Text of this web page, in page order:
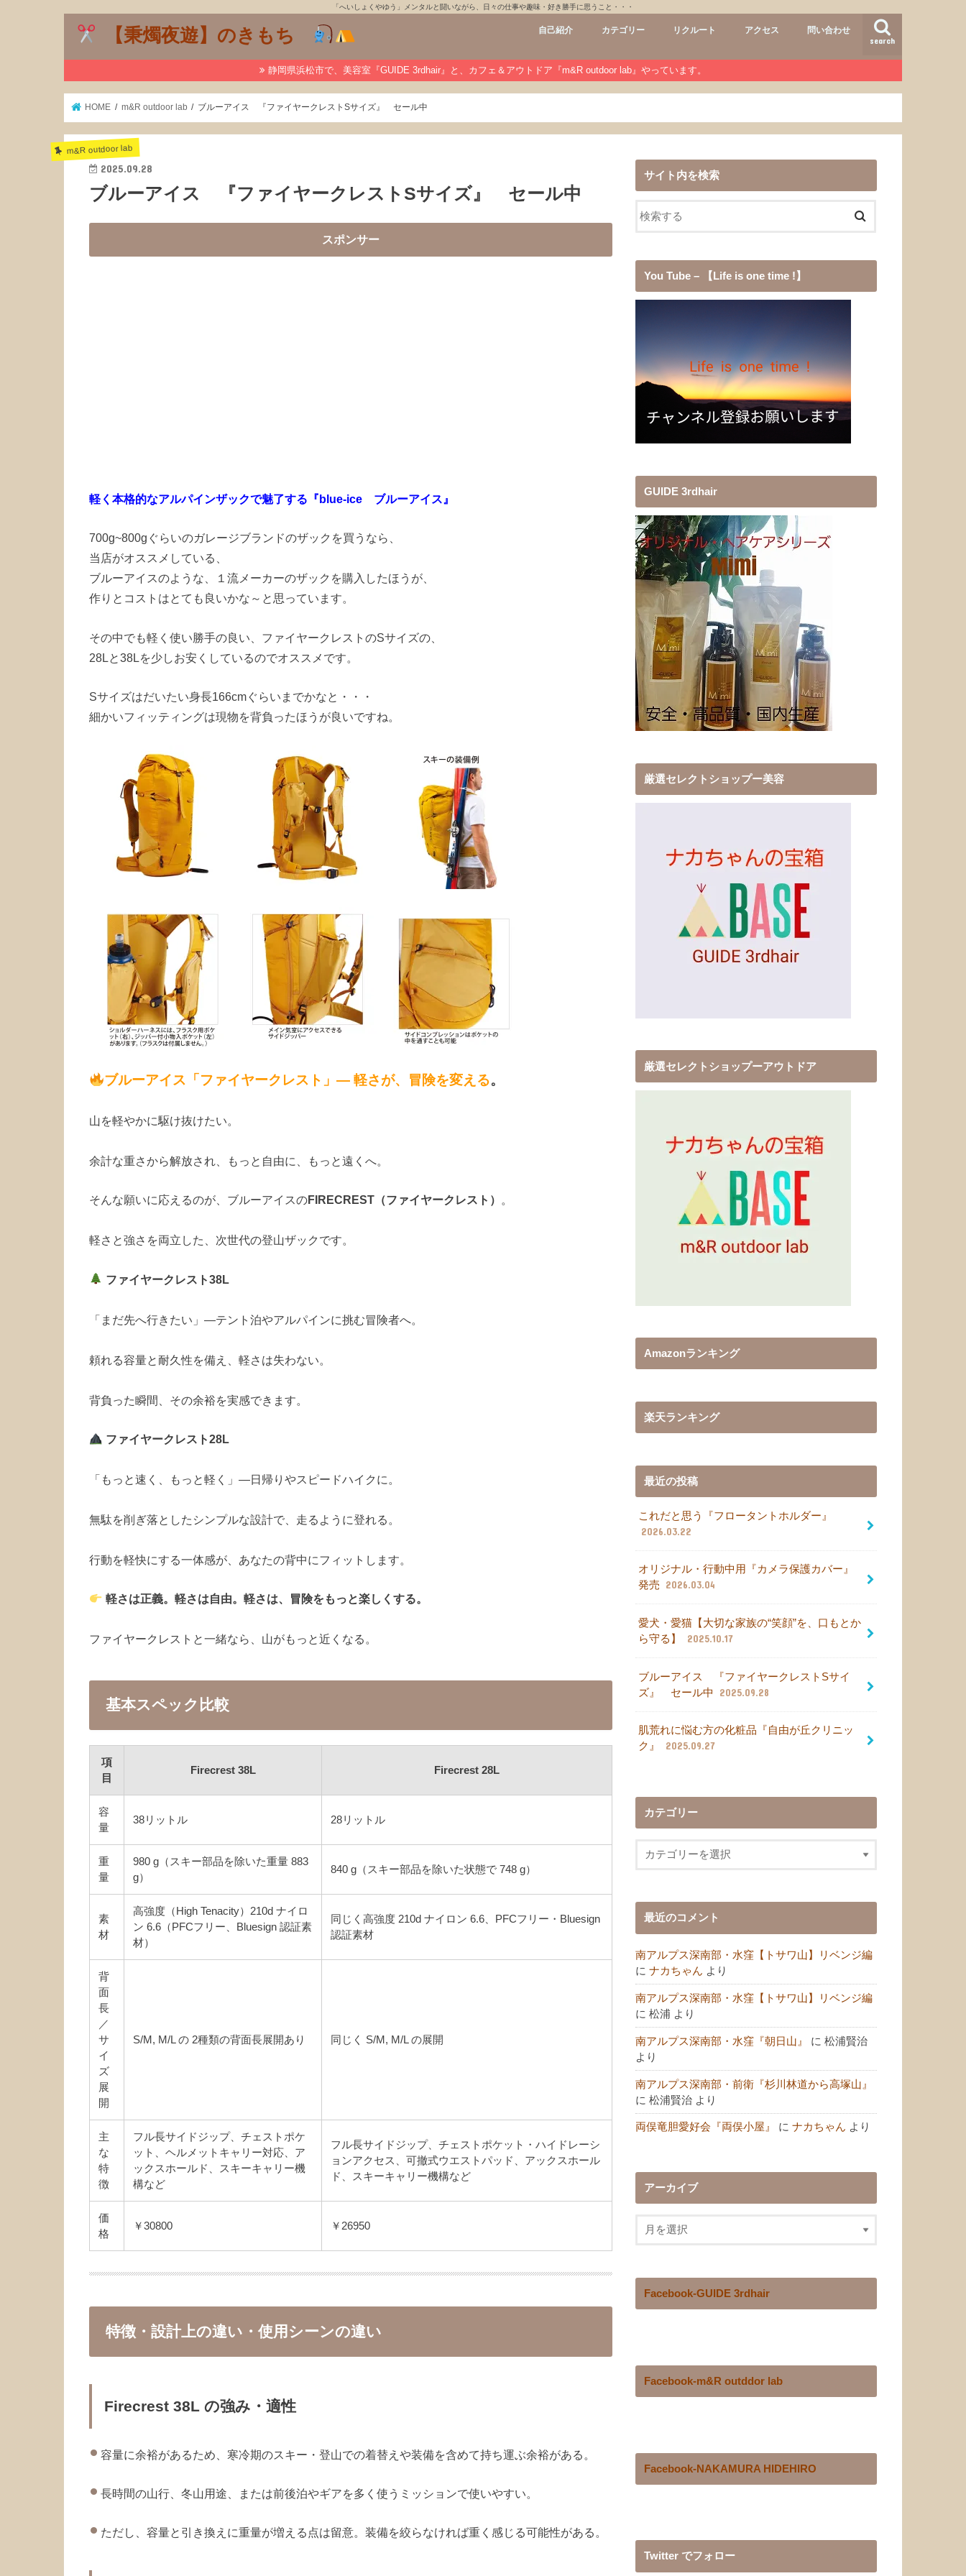
「へいしょくやゆう」メンタルと闘いながら、日々の仕事や趣味・好き勝手に思うこと・・・
【秉燭夜遊】のきもち search
自己紹介 カテゴリー
GUIDE 3rdhair おすすめメニュー
ヘアースタイル
商品
m&R outdoor lab ワンコ
道具
private 愛犬チョコ
渓流釣り
登山
未分類
リクルート アクセス 問い合わせ
静岡県浜松市で、美容室『GUIDE 3rdhair』と、カフェ＆アウトドア『m&R outdoor lab』やっています。
HOME m&R outdoor lab ブルーアイス 『ファイヤークレストSサイズ』 セール中
m&R outdoor lab
2025.09.28
ブルーアイス 『ファイヤークレストSサイズ』 セール中
スポンサー
軽く本格的なアルパインザックで魅了する『blue-ice ブルーアイス』
700g~800gぐらいのガレージブランドのザックを買うなら、
当店がオススメしている、
ブルーアイスのような、１流メーカーのザックを購入したほうが、
作りとコストはとても良いかな～と思っています。
その中でも軽く使い勝手の良い、ファイヤークレストのSサイズの、
28Lと38Lを少しお安くしているのでオススメです。
Sサイズはだいたい身長166cmぐらいまでかなと・・・
細かいフィッティングは現物を背負ったほうが良いですね。
ブルーアイス「ファイヤークレスト」— 軽さが、冒険を変える。
山を軽やかに駆け抜けたい。
余計な重さから解放され、もっと自由に、もっと遠くへ。
そんな願いに応えるのが、ブルーアイスのFIRECREST（ファイヤークレスト） 。
軽さと強さを両立した、次世代の登山ザックです。
ファイヤークレスト38L
「まだ先へ行きたい」―テント泊やアルパインに挑む冒険者へ。
頼れる容量と耐久性を備え、軽さは失わない。
背負った瞬間、その余裕を実感できます。
ファイヤークレスト28L
「もっと速く、もっと軽く」―日帰りやスピードハイクに。
無駄を削ぎ落としたシンプルな設計で、走るように登れる。
行動を軽快にする一体感が、あなたの背中にフィットします。
軽さは正義。軽さは自由。軽さは、冒険をもっと楽しくする。
ファイヤークレストと一緒なら、山がもっと近くなる。
基本スペック比較
項
目
Firecrest 38L Firecrest 28L
容
量
38リットル 28リットル
重
量
980 g（スキー部品を除いた重量 883
g）
840 g（スキー部品を除いた状態で 748 g）
素
材
高強度（High Tenacity）210d ナイロ
ン 6.6（PFCフリー、Bluesign 認証素
材）
同じく高強度 210d ナイロン 6.6、PFCフリー・Bluesign
認証素材
背
面
長
／
サ
イ
ズ
展
開
S/M, M/L の 2種類の背面長展開あり 同じく S/M, M/L の展開
主
な
特
徴
フル長サイドジップ、チェストポケ
ット、ヘルメットキャリー対応、ア
ックスホールド、スキーキャリー機
構など
フル長サイドジップ、チェストポケット・ハイドレーシ
ョンアクセス、可撤式ウエストパッド、アックスホール
ド、スキーキャリー機構など
価
格
￥30800 ￥26950
特徴・設計上の違い・使用シーンの違い
Firecrest 38L の強み・適性
容量に余裕があるため、寒冷期のスキー・登山での着替えや装備を含めて持ち運ぶ余裕がある。
長時間の山行、冬山用途、または前後泊やギアを多く使うミッションで使いやすい。
ただし、容量と引き換えに重量が増える点は留意。装備を絞らなければ重く感じる可能性がある。
サイト内を検索
You Tube – 【Life is one time !】
GUIDE 3rdhair
厳選セレクトショップー美容
厳選セレクトショップーアウトドア
Amazonランキング
楽天ランキング
最近の投稿
これだと思う『フロータントホルダー』
2026.03.22
オリジナル・行動中用『カメラ保護カバー』
発売
2026.03.04
愛犬・愛猫【大切な家族の“笑顔”を、口もとか
ら守る】
2025.10.17
ブルーアイス 『ファイヤークレストSサイ
ズ』 セール中
2025.09.28
肌荒れに悩む方の化粧品『自由が丘クリニッ
ク』
2025.09.27
カテゴリー
最近のコメント
南アルプス深南部・水窪【トサワ山】リベンジ編
に ナカちゃん より
南アルプス深南部・水窪【トサワ山】リベンジ編
に 松浦 より
南アルプス深南部・水窪『朝日山』 に 松浦賢治
より
南アルプス深南部・前衛『杉川林道から高塚山』
に 松浦賢治 より
両俣竜胆愛好会『両俣小屋』 に ナカちゃん より
アーカイブ
Facebook-GUIDE 3rdhair
Facebook-m&R outddor lab
Facebook-NAKAMURA HIDEHIRO
Twitter でフォロー